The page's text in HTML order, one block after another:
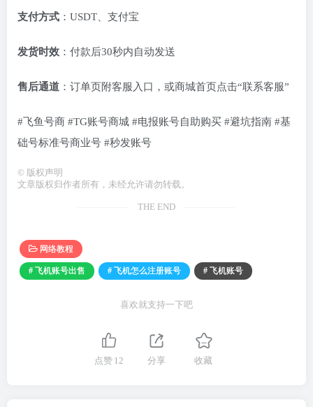
支付方式 ：USDT、支付宝
发货时效 ：付款后30秒内自动发送
售后通道 ：订单页附客服入口，或商城首页点击“联系客服”
#飞鱼号商 #TG账号商城 #电报账号自助购买 #避坑指南 #基
础号标准号商业号 #秒发账号
© 版权声明
文章版权归作者所有，未经允许请勿转载。
THE END
网络教程
# 飞机账号出售 # 飞机怎么注册账号 # 飞机账号
喜欢就支持一下吧
点赞 12 分享 收藏